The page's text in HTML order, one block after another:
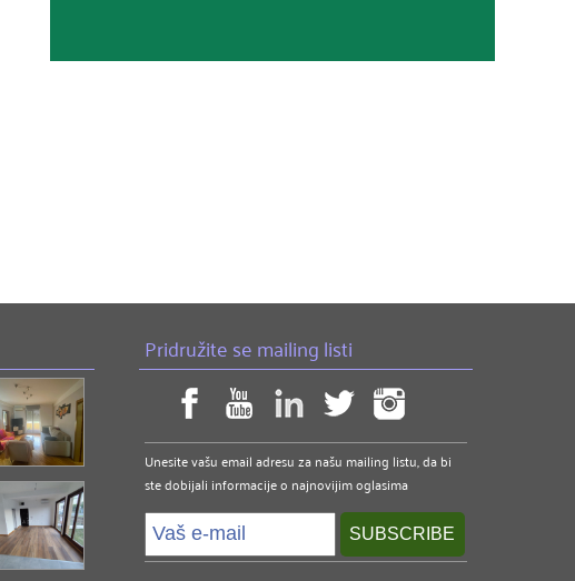
Pridružite se mailing listi
Unesite vašu email adresu za našu mailing listu, da bi
ste dobijali informacije o najnovijim oglasima